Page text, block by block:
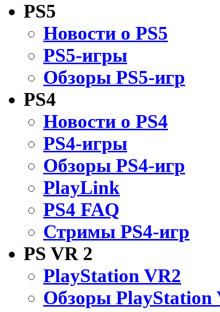
PS5
Новости о PS5
PS5-игры
Обзоры PS5-игр
PS4
Новости о PS4
PS4-игры
Обзоры PS4-игр
PlayLink
PS4 FAQ
Стримы PS4-игр
PS VR 2
PlayStation VR2
Обзоры PlayStation